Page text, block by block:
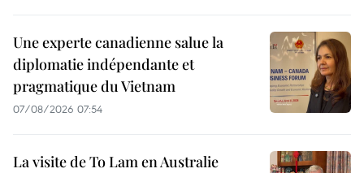
Une experte canadienne salue la
diplomatie indépendante et
pragmatique du Vietnam
07/08/2026 07:54
La visite de To Lam en Australie